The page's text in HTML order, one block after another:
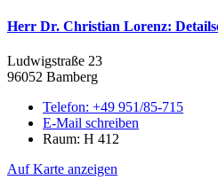
Herr Dr. Christian Lorenz:
Ludwigstraße 23
96052 Bamberg
Telefon: +49 951/85-715
E-Mail schreiben
Raum: H 412
Auf Karte anzeigen